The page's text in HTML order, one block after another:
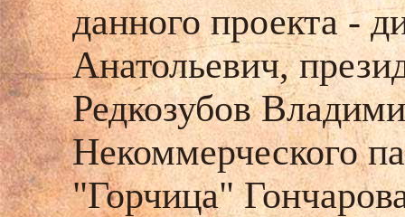
данного проекта -
Анатольевич,
Редкозубов
Некоммерческого
"Горчица"